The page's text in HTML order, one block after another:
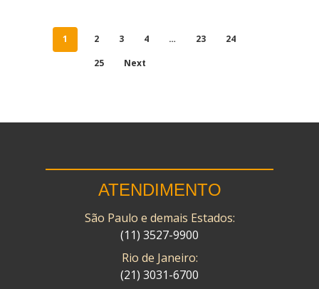
1 2 3 4 … 23
24
25
Next
ATENDIMENTO
São Paulo e demais Estados:
(11) 3527-9900
Rio de Janeiro:
(21) 3031-6700